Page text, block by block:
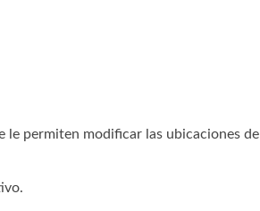
le permiten modificar las ubicaciones de